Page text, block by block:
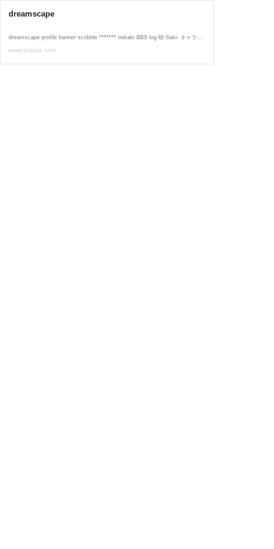
dreamscape
dreamscape profile banner scribble ******* oekaki BBS log 咲-Saki- キャラクター一覧 - information ヤングガンガン誌で「咲-Saki-」・ビッグガンガン誌で「シノハユ」「咲-Saki- 阿知賀編」連載中。 コミックスは27巻まで発売中、アニメのBD・DVD・BDBOXと 実写版のBD・DVDが発売中です。 シノハユ・阿知賀編・咲日和・怜-Toki-・染谷まこの雀荘メシ・立-Ritz-・咲re・咲FFともども応援よろしくお願いします！ 26.03.24 明日3/25に咲関連の単行本３冊とビッグガンガン同時発売です。よろ...
www.sciasta.com